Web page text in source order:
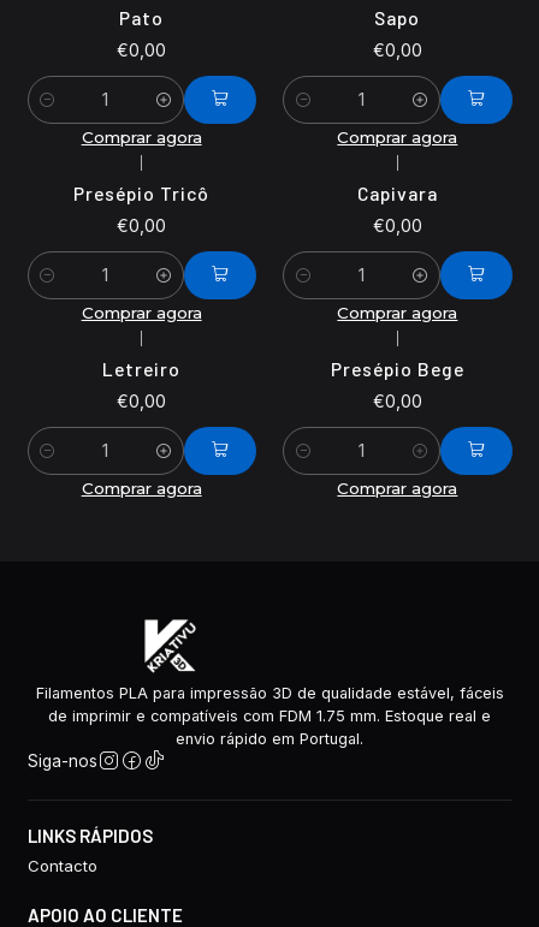
Pato
€0,00
Quantidade
Comprar agora
Sapo
€0,00
Quantidade
Comprar agora
Presépio Tricô
€0,00
Quantidade
Comprar agora
Capivara
€0,00
Quantidade
Comprar agora
Letreiro
€0,00
Quantidade
Comprar agora
Presépio Bege
€0,00
Quantidade
Comprar agora
Filamentos PLA para impressão 3D de qualidade estável, fáceis
de imprimir e compatíveis com FDM 1.75 mm. Estoque real e
envio rápido em Portugal.
Siga-nos
LINKS RÁPIDOS
Contacto
APOIO AO CLIENTE